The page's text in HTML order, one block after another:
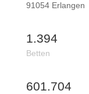
91054 Erlangen
1.394
Betten
601.704